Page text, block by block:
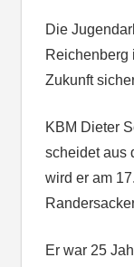
Die
Reichenberg
Zukunft
KBM Dieter
scheidet aus
wird er am
Er war 25